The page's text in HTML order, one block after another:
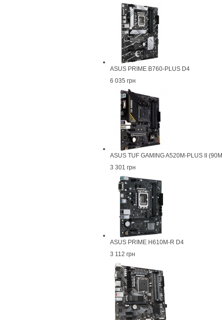
ASUS PRIME B760-PLUS D4
6 035 грн
ASUS TUF GAMING A520M-PLUS II
3 301 грн
ASUS PRIME H610M-R D4
3 112 грн